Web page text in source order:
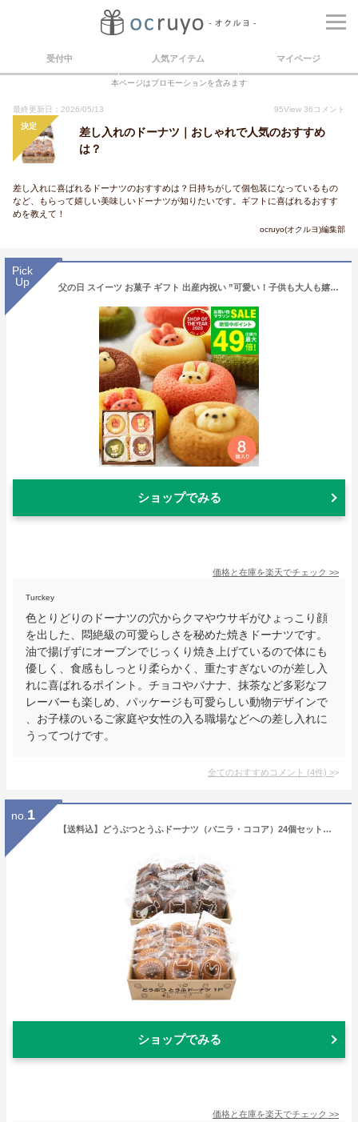
受付中 人気アイテム マイページ
本ページはプロモーションを含みます
最終更新日：2026/05/13 95View 36 コメント
決定
差し入れのドーナツ｜おしゃれで人気のおすすめ
は？
差し入れに喜ばれるドーナツのおすすめは？日持ちがして個包装になっているもの
など、もらって嬉しい美味しいドーナツが知りたいです。ギフトに喜ばれるおすす
めを教えて！
ocruyo(オクルヨ)編集部
Pick
Up
父の日 スイーツ お菓子 ギフト 出産内祝い ”可愛い！子供も大人も嬉しい”揚げないドーナツ アニマルドーナツ 8個 ANM-20 / 焼きドーナツ 詰め合わせ 内祝い 結婚内祝い 出産祝い 誕生日プレゼント 写真入り メッセージカード無料 gws お返し 父の日ギフト
ショップでみる
価格と在庫を楽天でチェック >>
Turckey
色とりどりのドーナツの穴からクマやウサギがひょっこり顔
を出した、悶絶級の可愛らしさを秘めた焼きドーナツです。
油で揚げずにオーブンでじっくり焼き上げているので体にも
優しく、食感もしっとり柔らかく、重たすぎないのが差し入
れに喜ばれるポイント。チョコやバナナ、抹茶など多彩なフ
レーバーも楽しめ、パッケージも可愛らしい動物デザインで
、お子様のいるご家庭や女性の入る職場などへの差し入れに
うってつけです。
全てのおすすめコメント (4件) >
no. 1
【送料込】どうぶつとうふドーナツ（バニラ・ココア）24個セットテレビで話題 豆腐 おから 菓子 国内産大豆100％ ザワつく金曜日
ショップでみる
価格と在庫を楽天でチェック >>